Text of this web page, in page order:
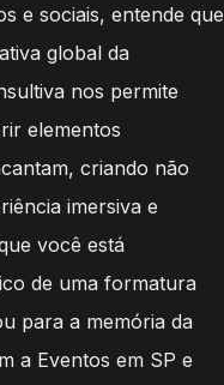
e sociais, entende que
global da
nos permite
elementos
criando não
imersiva e
você está
de uma formatura
para a memória da
a Eventos em SP e